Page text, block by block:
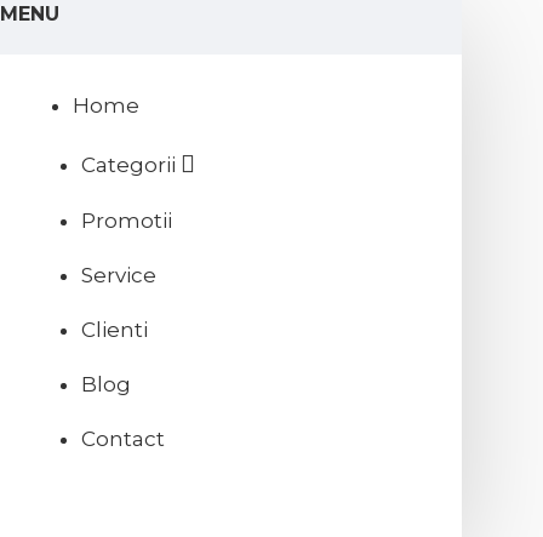
MENU
Home
Categorii
Promotii
Service
Clienti
Blog
Contact